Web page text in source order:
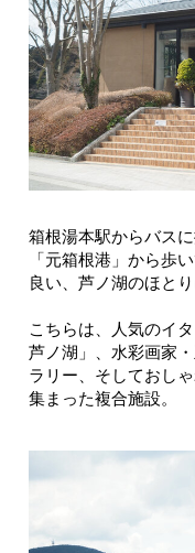
箱根湯本駅からバス
「元箱根港」から歩
良い、芦ノ湖のほと
こちらは、人気のイ
芦ノ湖」、水彩画家
ラリー、そしておし
集まった複合施設。